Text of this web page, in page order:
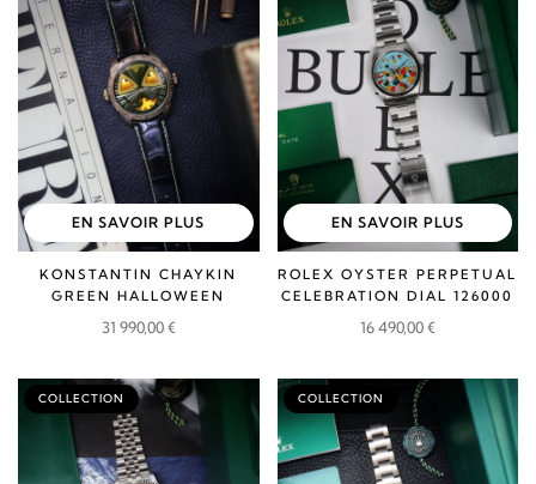
EN SAVOIR PLUS
KONSTANTIN CHAYKIN
GREEN HALLOWEEN
31 990,00€
EN SAVOIR PLUS
ROLEX OYSTER PERPETUAL
CELEBRATION DIAL 126000
16 490,00€
COLLECTION COLLECTION